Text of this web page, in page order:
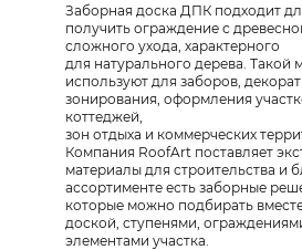
Заборная доска ДПК подходит
получить ограждение с
сложного ухода, характерного
для натурального дерева. Такой
используют для заборов,
зонирования, оформления
коттеджей,
зон отдыха и коммерческих
Компания RoofArt поставляет
материалы для строительства и
ассортименте есть заборные
которые можно подбирать
доской, ступенями,
элементами участка.